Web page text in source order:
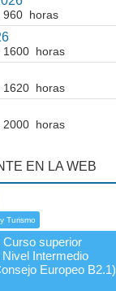
960 horas
1600 horas
1620 horas
2000 horas
EN LA WEB
Turismo
superior
Intermedio
Europeo B2.1)